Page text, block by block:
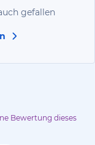
gefallen
Bewertung dieses